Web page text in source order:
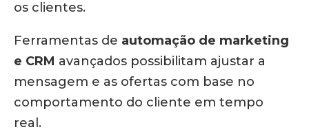
os clientes.
Ferramentas de automação de marketing
e CRM avançados possibilitam ajustar a
mensagem e as ofertas com base no
comportamento do cliente em tempo
real.